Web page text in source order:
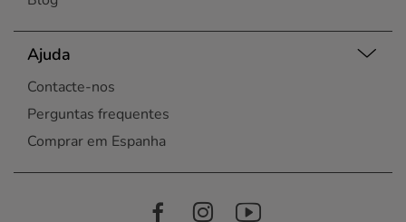
Ajuda
Contacte-nos
Perguntas frequentes
Comprar em Espanha